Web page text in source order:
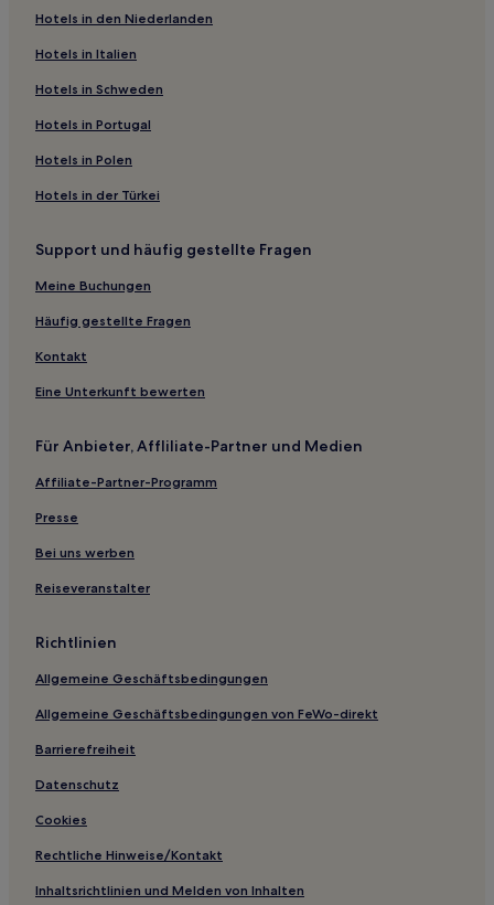
Hotels nahe Saitama Stadium 2002
Hotels nahe Omiya Bonsai Art Museum
Saitama Hotels
Hotels nahe Nakano-Schrein
Sakura-Ku: Hotels
Hotels nahe Station Asakadai
Saitama: Hotels
Kita-Ku: Hotels
Nishi-Ku: Hotels
Hotels nahe Station Shiki
Takasagochō Hotels
Hotels nahe Bahnhof Toro
Hotels nahe Eisenbahnmuseum
Kitaadachi Bezirk: Hotels
Günstige in Saitama
Hotels in den Niederlanden
Hotels in Italien
Hotels in Schweden
Hotels in Portugal
Hotels in Polen
Hotels in der Türkei
Support und häufig gestellte Fragen
Meine Buchungen
Häufig gestellte Fragen
Kontakt
Eine Unterkunft bewerten
Für Anbieter, Affliliate-Partner und Medien
Affiliate-Partner-Programm
Presse
Bei uns werben
Reiseveranstalter
Richtlinien
Allgemeine Geschäftsbedingungen
Allgemeine Geschäftsbedingungen von FeWo-direkt
Barrierefreiheit
Datenschutz
Cookies
Rechtliche Hinweise/Kontakt
Inhaltsrichtlinien und Melden von Inhalten